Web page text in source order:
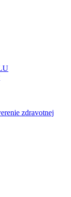
zdravotnej